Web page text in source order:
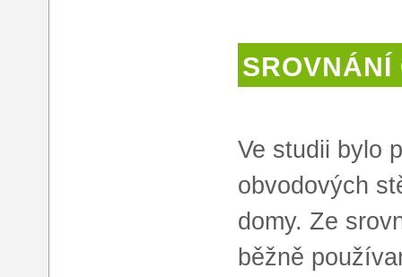
SROVNÁNÍ
Ve studii bylo
obvodových
domy. Ze
běžně